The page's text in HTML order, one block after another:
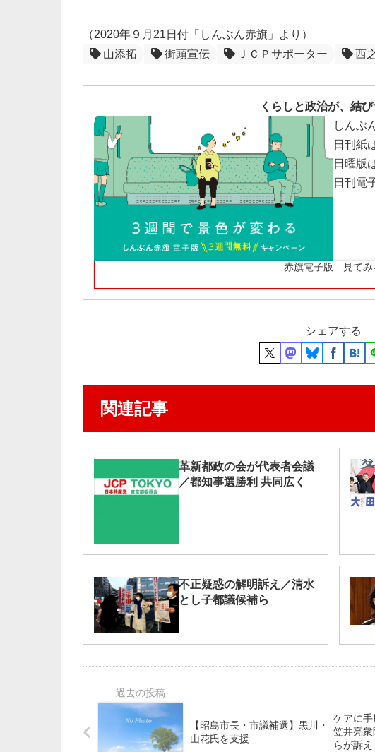
（2020年９月21日付「しんぶん赤旗」より）
山添拓
街頭宣伝 ＪＣＰサポーター 西
くらしと政治が、結び
しんぶ
日刊紙
日曜版
日刊電
赤旗電子版 見てみ
シェアする
関連記事
革新都政の会が代表者会議
／都知事選勝利 共同広く
不正疑惑の解明訴え／清水
とし子都議候補ら
【昭島市長・市議補選】黒川・
山花氏を支援
ケアに
笠井亮
らが訴え